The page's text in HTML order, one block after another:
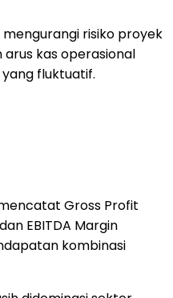
risiko proyek
kas operasional
fluktuatif.
Gross Profit
EBITDA Margin
kombinasi